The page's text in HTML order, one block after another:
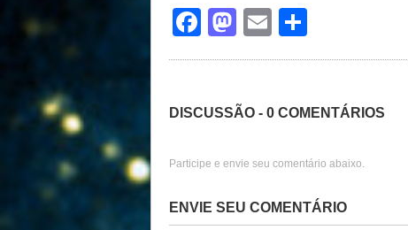
Facebook
Mastodon
Email
DISCUSSÃO - 0 COMENTÁRIOS
Participe e envie seu comentário abaixo.
ENVIE SEU COMENTÁRIO